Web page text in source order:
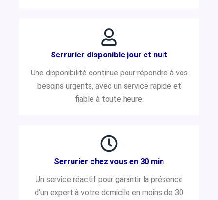
Serrurier disponible jour et nuit
Une disponibilité continue pour répondre à vos
besoins urgents, avec un service rapide et
fiable à toute heure.
Serrurier chez vous en 30 min
Un service réactif pour garantir la présence
d’un expert à votre domicile en moins de 30